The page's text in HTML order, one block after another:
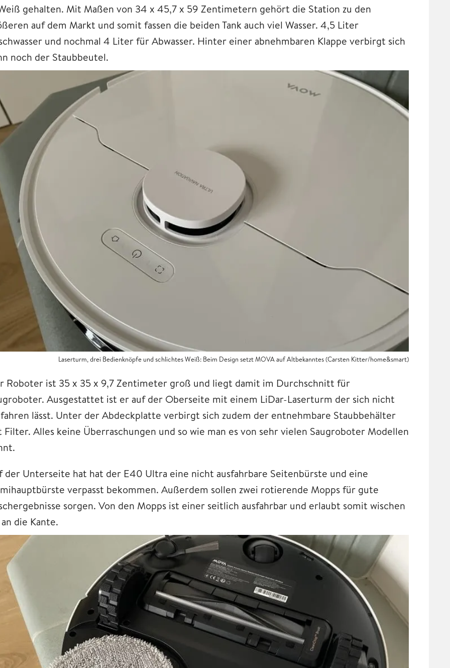
gehalten. Mit Maßen von 34 x 45,7 x 59 Zentimetern gehört die Station zu den
auf dem Markt und somit fassen die beiden Tank auch viel Wasser. 4,5 Liter
und nochmal 4 Liter für Abwasser. Hinter einer abnehmbaren Klappe verbirgt sich
noch der Staubbeutel.
Laserturm, drei Bedienknöpfe und schlichtes Weiß: Beim Design setzt MOVA auf Altbekanntes (Carsten Kitter/home&smart)
Roboter ist 35 x 35 x 9,7 Zentimeter groß und liegt damit im Durchschnitt für
Ausgestattet ist er auf der Oberseite mit einem LiDar-Laserturm der sich nicht
lässt. Unter der Abdeckplatte verbirgt sich zudem der entnehmbare Staubbehälter
Filter. Alles keine Überraschungen und so wie man es von sehr vielen Saugroboter Modellen
der Unterseite hat hat der E40 Ultra eine nicht ausfahrbare Seitenbürste und eine
verpasst bekommen. Außerdem sollen zwei rotierende Mopps für gute
sorgen. Von den Mopps ist einer seitlich ausfahrbar und erlaubt somit wischen
die Kante.